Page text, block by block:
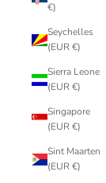
€)
Seychelles
(EUR €)
Sierra Leone
(EUR €)
Singapore
(EUR €)
Sint Maarten
(EUR €)